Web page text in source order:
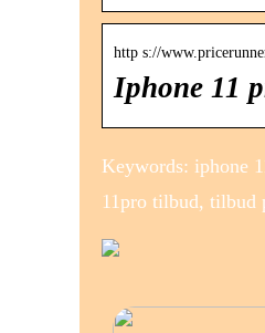
http s://
Iphone 11
Keywords: iphone
11pro tilbud, tilbud